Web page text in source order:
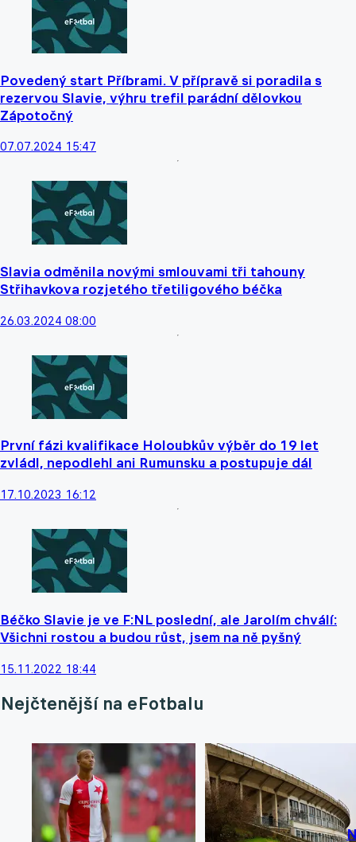
Povedený start Příbrami. V přípravě si poradila s
rezervou Slavie, výhru trefil parádní dělovkou
Zápotočný
07.07.2024 15:47
Slavia odměnila novými smlouvami tři tahouny
Střihavkova rozjetého třetiligového béčka
26.03.2024 08:00
První fázi kvalifikace Holoubkův výběr do 19 let
zvládl, nepodlehl ani Rumunsku a postupuje dál
17.10.2023 16:12
Béčko Slavie je ve F:NL poslední, ale Jarolím chválí:
Všichni rostou a budou růst, jsem na ně pyšný
15.11.2022 18:44
Nejčtenější na eFotbalu